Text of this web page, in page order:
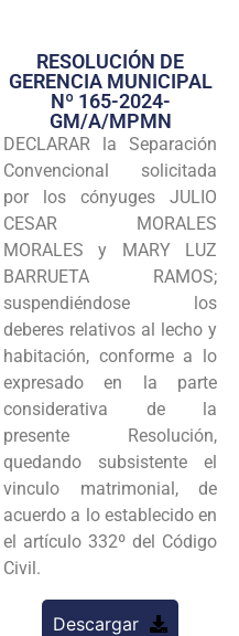
Transparencia
Seguridad
Programas
Intranet
RESOLUCIÓN DE
GERENCIA MUNICIPAL
Nº 165-2024-
GM/A/MPMN
DECLARAR la Separación
Convencional solicitada
por los cónyuges JULIO
CESAR MORALES
MORALES y MARY LUZ
BARRUETA RAMOS;
suspendiéndose los
deberes relativos al lecho y
habitación, conforme a lo
expresado en la parte
considerativa de la
presente Resolución,
quedando subsistente el
vinculo matrimonial, de
acuerdo a lo establecido en
el artículo 332º del Código
Civil.
Descargar